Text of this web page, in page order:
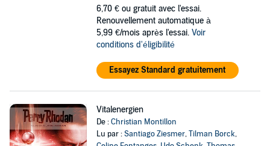
6,70 € ou gratuit avec l'essai.
Renouvellement automatique à
5,99 €/mois après l'essai. Voir
conditions d'éligibilité
Essayez Standard gratuitement
Vitalenergien
De :Christian Montillon
Lu par :Santiago Ziesmer,Tilman Borck,